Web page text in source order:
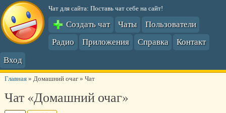
Чат для сайта: Поставь чат себе на сайт!
Создать чат Чаты
Пользователи
Радио
Приложения Справка
Контакт
Вход
Главная» Домашний очаг» Чат
Чат «Домашний очаг»